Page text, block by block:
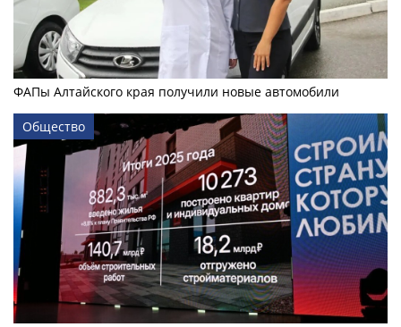
ФАПы Алтайского края получили новые автомобили
Общество